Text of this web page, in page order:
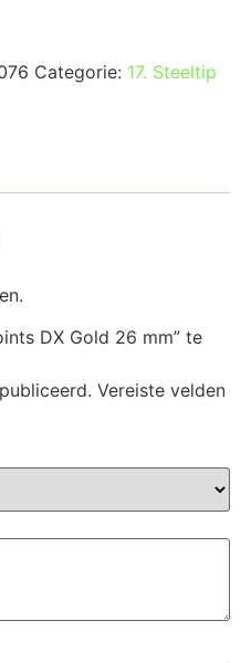
Categorie: 17. Steeltip
DX Gold 26 mm” te
Vereiste velden